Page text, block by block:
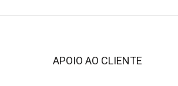
APOIO AO CLIENTE